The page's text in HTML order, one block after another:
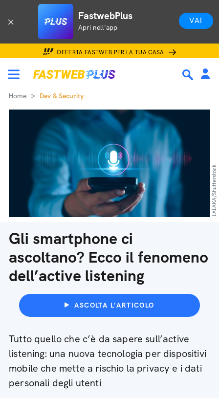
FastwebPlus
Apri nell'app
VAI
OFFERTA FASTWEB PER LA TUA CASA
Home Dev & Security
Gli smartphone ci
ascoltano? Ecco il fenomeno
dell’active listening
ASCOLTA L'ARTICOLO
Tutto quello che c’è da sapere sull’active
listening: una nuova tecnologia per dispositivi
mobile che mette a rischio la privacy e i dati
personali degli utenti
LALAKA/Shutterstock